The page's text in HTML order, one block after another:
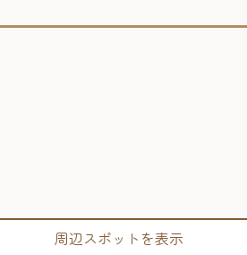
周辺スポットを表示